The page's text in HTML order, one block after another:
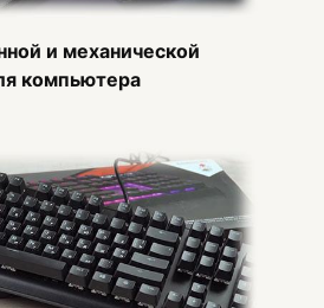
и механической
компьютера